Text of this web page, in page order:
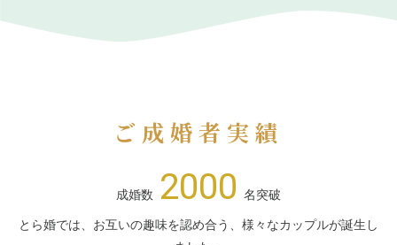
ご成婚者実績
成婚数 2000 名突破
とら婚では、お互いの趣味を認め合う、様々なカップルが誕生し